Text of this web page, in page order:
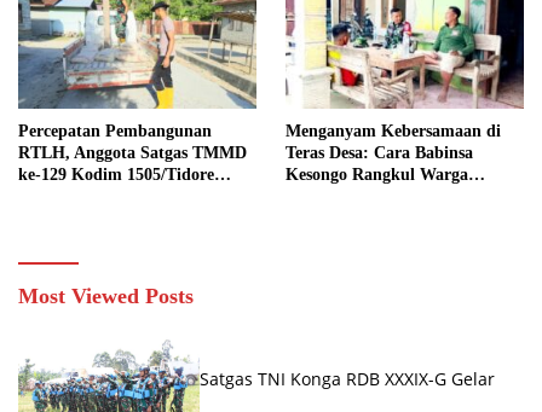
Percepatan Pembangunan
RTLH, Anggota Satgas TMMD
ke-129 Kodim 1505/Tidore
Menganyam Kebersamaan di
Teras Desa: Cara Babinsa
Kesongo Rangkul Warga
Most Viewed Posts
Satgas TNI Konga RDB XXXIX-G Gelar